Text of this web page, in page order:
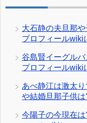
大石静の夫旦那
プロフィールwiki
谷島賢イーグル
プロフィールwiki
あべ静江は激太
や結婚旦那子供は
今陽子の今現在